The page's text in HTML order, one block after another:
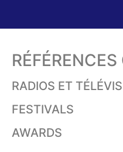
RADIOS ET
FESTIVALS
AWARDS